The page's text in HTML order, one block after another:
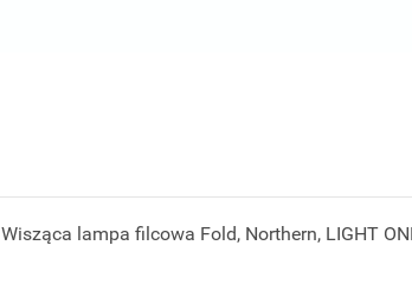
Wisząca lampa filcowa Fold, Northern, LIGHT